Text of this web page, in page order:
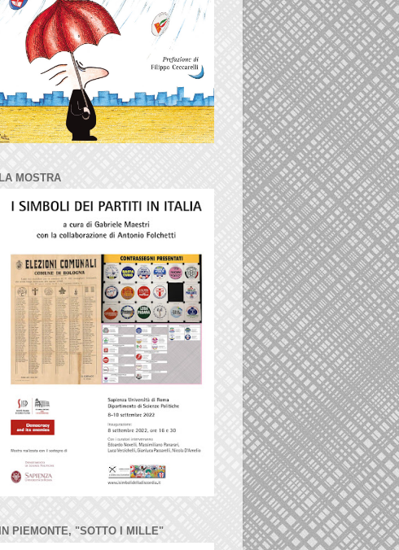
LA MOSTRA
IN PIEMONTE, "SOTTO I MILLE"